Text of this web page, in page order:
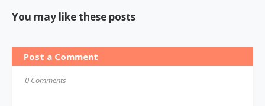
You may like these posts
Post a Comment
0 Comments